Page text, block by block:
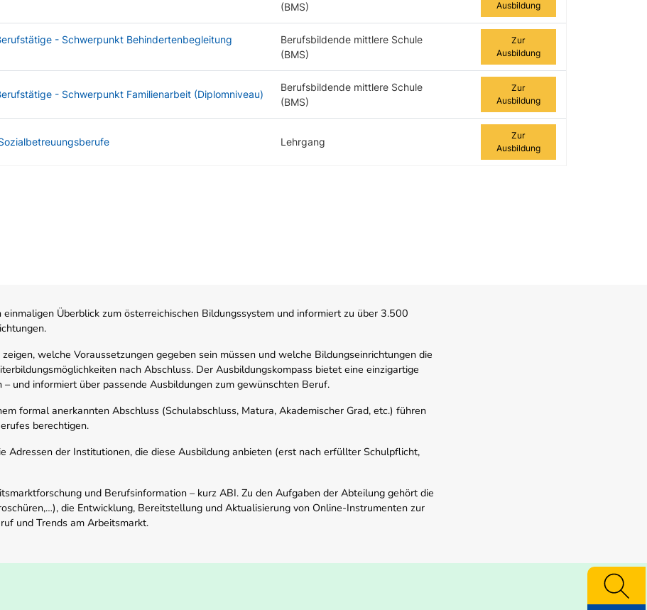
(BMS)
Ausbildung
- Schwerpunkt Behindertenbegleitung
Berufsbildende mittlere Schule
(BMS)
Zur
Ausbildung
- Schwerpunkt Familienarbeit (Diplomniveau)
Berufsbildende mittlere Schule
(BMS)
Zur
Ausbildung
Lehrgang
Zur
Ausbildung
Überblick zum österreichischen Bildungssystem und informiert zu über 3.500
welche Voraussetzungen gegeben sein müssen und welche Bildungseinrichtungen die
nach Abschluss. Der Ausbildungskompass bietet eine einzigartige
und informiert über passende Ausbildungen zum gewünschten Beruf.
formal anerkannten Abschluss (Schulabschluss, Matura, Akademischer Grad, etc.) führen
berechtigen.
Adressen der Institutionen, die diese Ausbildung anbieten (erst nach erfüllter Schulpflicht,
und Berufsinformation – kurz ABI. Zu den Aufgaben der Abteilung gehört die
die Entwicklung, Bereitstellung und Aktualisierung von Online-Instrumenten zur
und Trends am Arbeitsmarkt.